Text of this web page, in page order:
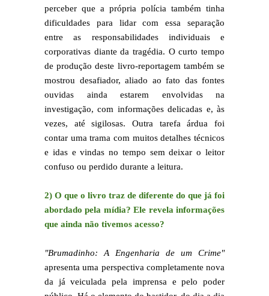
perceber que a própria polícia também tinha
dificuldades para lidar com essa separação
entre as responsabilidades individuais e
corporativas diante da tragédia. O curto tempo
de produção deste livro-reportagem também se
mostrou desafiador, aliado ao fato das fontes
ouvidas ainda estarem envolvidas na
investigação, com informações delicadas e, às
vezes, até sigilosas. Outra tarefa árdua foi
contar uma trama com muitos detalhes técnicos
e idas e vindas no tempo sem deixar o leitor
confuso ou perdido durante a leitura.
2) O que o livro traz de diferente do que já foi
abordado pela mídia? Ele revela informações
que ainda não tivemos acesso?
"Brumadinho: A Engenharia de um Crime"
apresenta uma perspectiva completamente nova
da já veiculada pela imprensa e pelo poder